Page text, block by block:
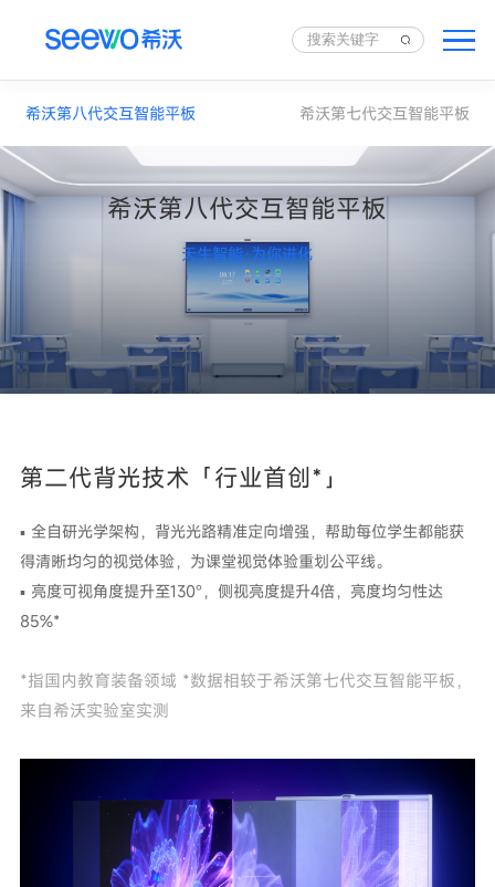
希沃第八代交互智能平板 希沃第七代交互智能平板
希沃第八代交互智能平板
天生智能·为你进化
第二代背光技术「行业首创*」
▪ 全自研光学架构，背光光路精准定向增强，帮助每位学生都能获
得清晰均匀的视觉体验，为课堂视觉体验重划公平线。
▪ 亮度可视角度提升至130°，侧视亮度提升4倍，亮度均匀性达
85%*
*指国内教育装备领域 *数据相较于希沃第七代交互智能平板，
来自希沃实验室实测